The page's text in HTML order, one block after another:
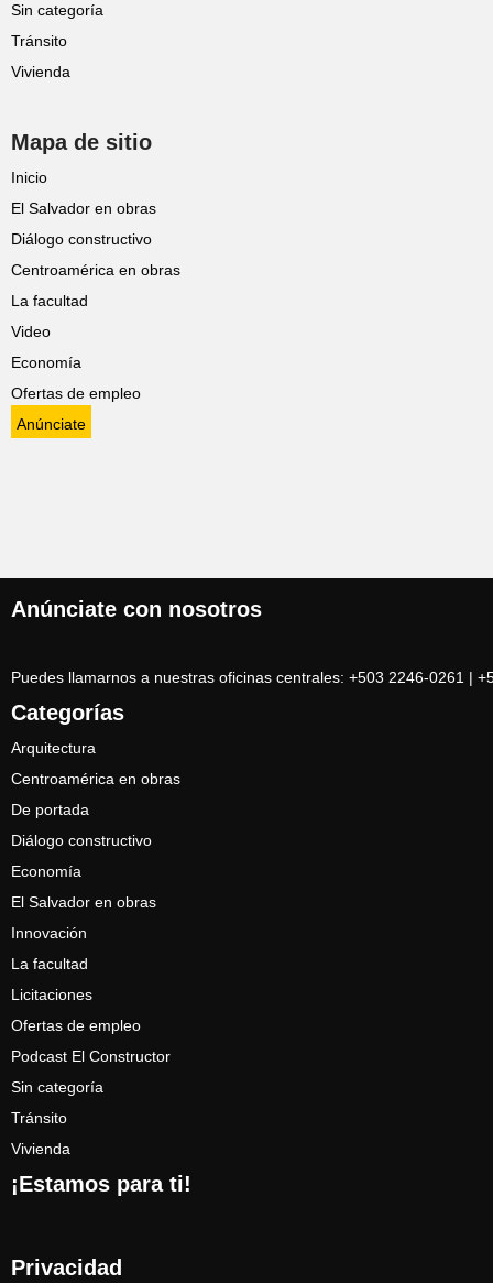
Sin categoría
Tránsito
Vivienda
Mapa de sitio
Inicio
El Salvador en obras
Diálogo constructivo
Centroamérica en obras
La facultad
Video
Economía
Ofertas de empleo
Anúnciate
Anúnciate con nosotros
Puedes llamarnos a nuestras oficinas centrales: +503 2246-0261 |
Categorías
Arquitectura
Centroamérica en obras
De portada
Diálogo constructivo
Economía
El Salvador en obras
Innovación
La facultad
Licitaciones
Ofertas de empleo
Podcast El Constructor
Sin categoría
Tránsito
Vivienda
¡Estamos para ti!
Privacidad